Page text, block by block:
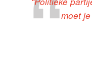
moet